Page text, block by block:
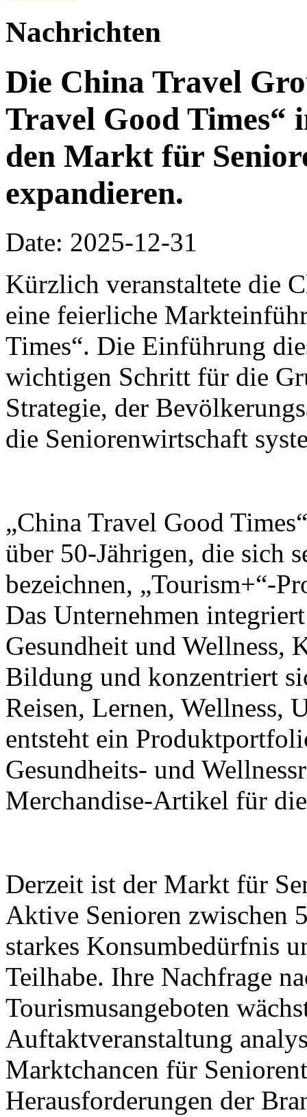
Nachrichten
Die China Travel
Travel Good Times“
den Markt für
expandieren.
Date: 2025-12-31
Kürzlich veranstaltete die
eine feierliche
Times“. Die Einführung
wichtigen Schritt für die
Strategie, der
die Seniorenwirtschaft
„China Travel Good
über 50-Jährigen, die sich
bezeichnen, „Tourism+“-
Das Unternehmen
Gesundheit und Wellness,
Bildung und konzentriert
Reisen, Lernen, Wellness,
entsteht ein
Gesundheits- und
Merchandise-Artikel für
Derzeit ist der Markt für
Aktive Senioren zwischen
starkes Konsumbedürfnis
Teilhabe. Ihre Nachfrage
Tourismusangeboten
Auftaktveranstaltung
Marktchancen für
Herausforderungen der